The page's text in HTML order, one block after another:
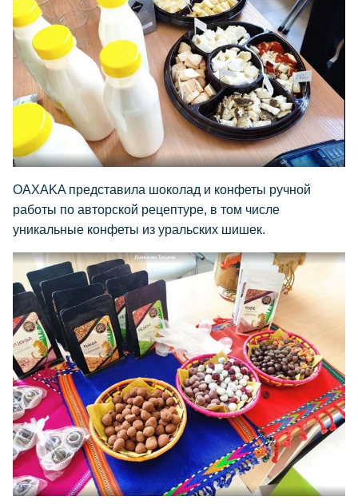
OAXAKA представила шоколад и конфеты ручной
работы по авторской рецептуре, в том числе
уникальные конфеты из уральских шишек.